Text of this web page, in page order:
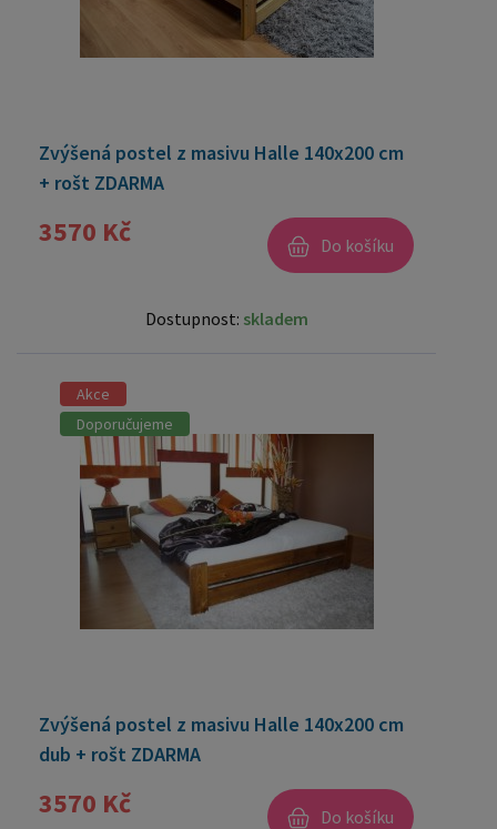
Zvýšená postel z masivu Halle 140x200 cm
+ rošt ZDARMA
3570 Kč Do košíku
Dostupnost: skladem
Akce
Doporučujeme
Zvýšená postel z masivu Halle 140x200 cm
dub + rošt ZDARMA
3570 Kč Do košíku